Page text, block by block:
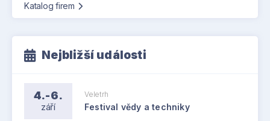
Katalog firem
Nejbližší události
4.-6.
září
Veletrh
Festival vědy a techniky